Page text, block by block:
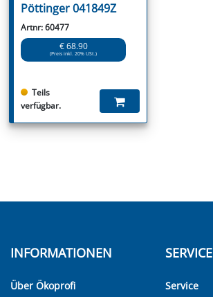
Pöttinger 041849Z
Artnr: 60477
€ 68.90
(Preis inkl. 20% USt.)
Teils
verfügbar.
INFORMATIONEN
Über Ökoprofi
SERVICE
Service